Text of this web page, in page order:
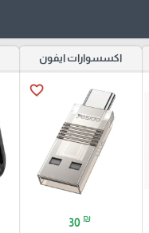
اكسسوارات ايفون
favorite_border
30 ₪